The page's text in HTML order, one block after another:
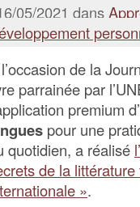
05/2021 dans
de la
parrainée par
premium d’
pour une
quotidien, a réalisé
de la
».